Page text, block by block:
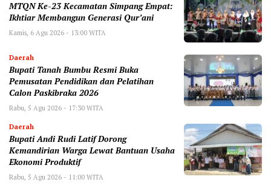
MTQN Ke-23 Kecamatan Simpang Empat:
Ikhtiar Membangun Generasi Qur’ani
Kamis, 6 Agu 2026 - 13:00 WITA
Daerah
Bupati Tanah Bumbu Resmi Buka
Pemusatan Pendidikan dan Pelatihan
Calon Paskibraka 2026
Rabu, 5 Agu 2026 - 17:30 WITA
Daerah
Bupati Andi Rudi Latif Dorong
Kemandirian Warga Lewat Bantuan Usaha
Ekonomi Produktif
Rabu, 5 Agu 2026 - 11:00 WITA